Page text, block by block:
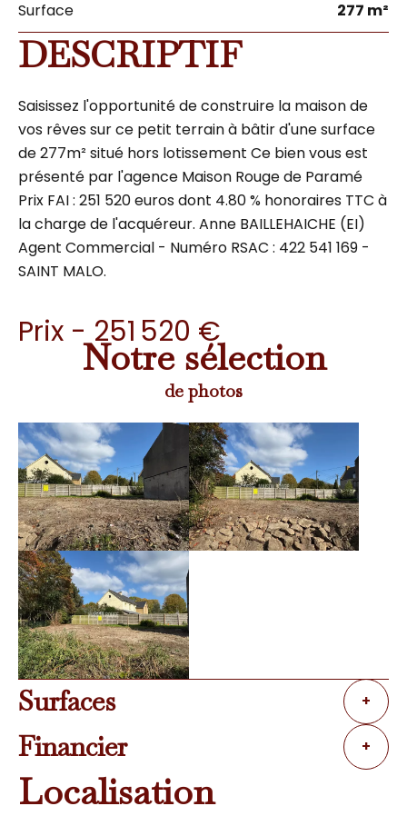
Surface 277 m²
DESCRIPTIF
Saisissez l'opportunité de construire la maison de
vos rêves sur ce petit terrain à bâtir d'une surface
de 277m² situé hors lotissement Ce bien vous est
présenté par l'agence Maison Rouge de Paramé
Prix FAI : 251 520 euros dont 4.80 % honoraires TTC à
la charge de l'acquéreur. Anne BAILLEHAICHE (EI)
Agent Commercial - Numéro RSAC : 422 541 169 -
SAINT MALO.
Prix - 251 520 €
Notre sélection
de photos
Surfaces +
Financier +
Localisation